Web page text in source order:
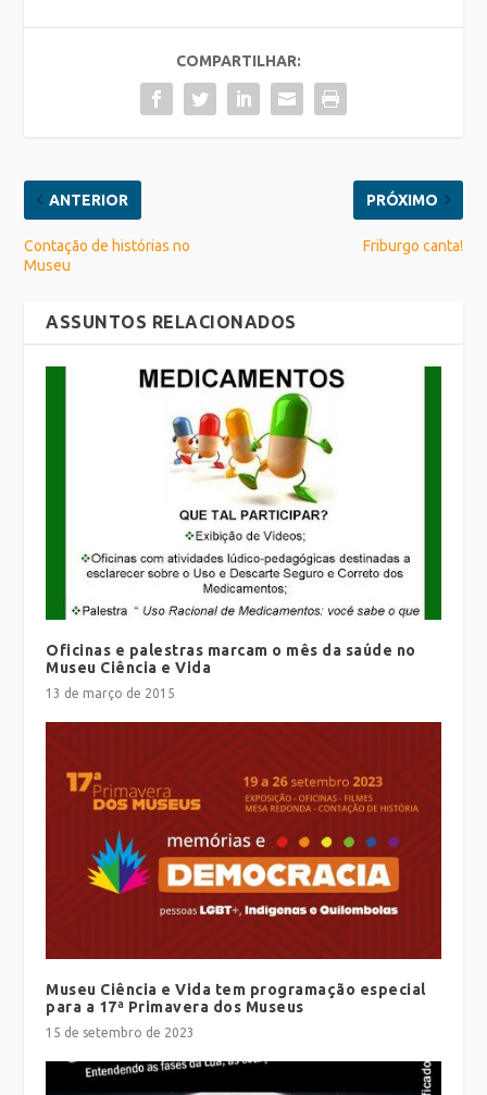
COMPARTILHAR:
ANTERIOR
Contação de histórias no
Museu
PRÓXIMO
Friburgo canta!
ASSUNTOS RELACIONADOS
Oficinas e palestras marcam o mês da saúde no
Museu Ciência e Vida
13 de março de 2015
Museu Ciência e Vida tem programação especial
para a 17ª Primavera dos Museus
15 de setembro de 2023